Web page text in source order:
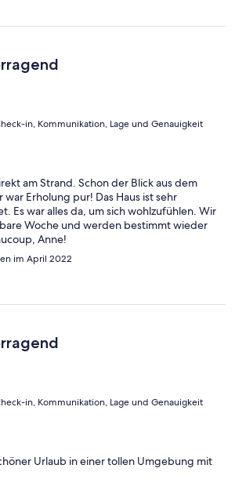
in, Kommunikation, Lage und Genauigkeit
am Strand. Schon der Blick aus dem
Erholung pur! Das Haus ist sehr
Es war alles da, um sich wohlzufühlen. Wir
Woche und werden bestimmt wieder
Anne!
im April 2022
in, Kommunikation, Lage und Genauigkeit
Urlaub in einer tollen Umgebung mit